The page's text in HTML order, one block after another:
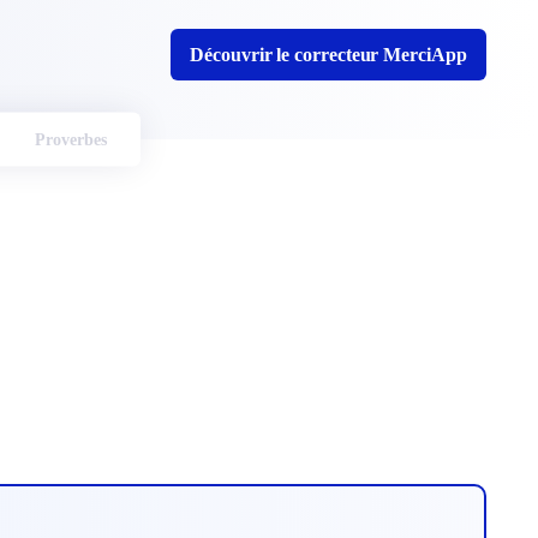
Découvrir le correcteur MerciApp
Proverbes